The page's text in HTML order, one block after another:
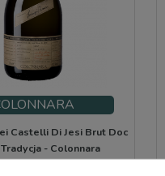
Castelli Di Jesi Brut Doc
- Colonnara